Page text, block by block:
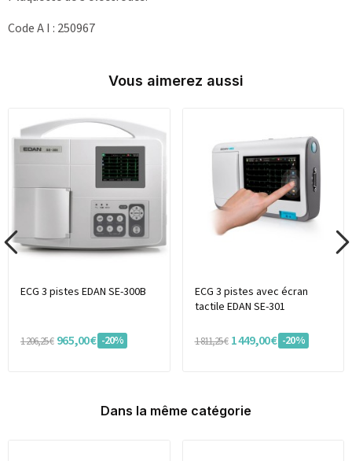
Code A I : 250967
Vous aimerez aussi
ECG 3 pistes EDAN SE-300B
1 206,25 € 965,00 € -20%
ECG 3 pistes avec écran
tactile EDAN SE-301
1 811,25 € 1 449,00 € -20%
Dans la même catégorie